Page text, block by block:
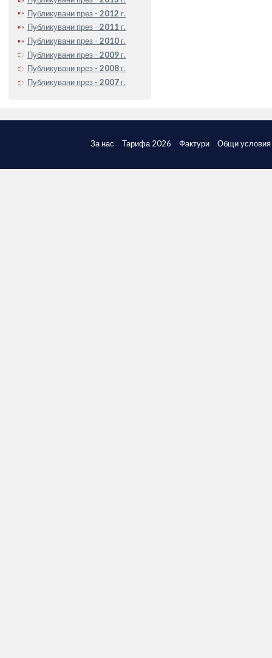
Публикувани през - 2012 г.
Публикувани през - 2011 г.
Публикувани през - 2010 г.
Публикувани през - 2009 г.
Публикувани през - 2008 г.
Публикувани през - 2007 г.
За нас Тарифа 2026 Фактури Общи условия